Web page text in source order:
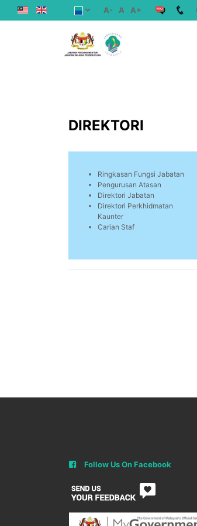
A- A A+
DIREKTORI
Ringkasan Fungsi Jabatan
Pengurusan Atasan
Direktori Jabatan
Direktori Perkhidmatan
Kaunter
Carian Staf
Follow Us On Facebook